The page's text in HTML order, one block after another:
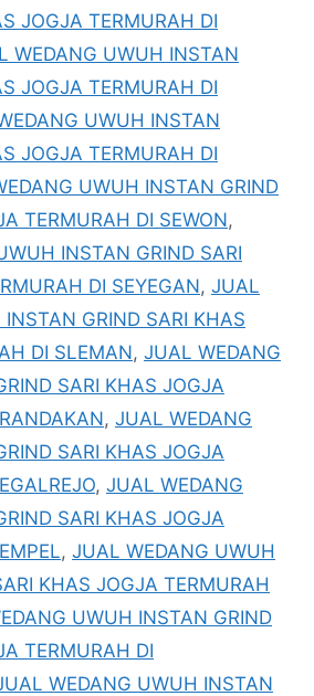
JOGJA TERMURAH DI
WEDANG UWUH INSTAN
JOGJA TERMURAH DI
UWUH INSTAN
JOGJA TERMURAH DI
UWUH INSTAN GRIND
TERMURAH DI SEWON,
INSTAN GRIND SARI
DI SEYEGAN, JUAL
GRIND SARI KHAS
DI SLEMAN, JUAL WEDANG
SARI KHAS JOGJA
, JUAL WEDANG
SARI KHAS JOGJA
, JUAL WEDANG
SARI KHAS JOGJA
, JUAL WEDANG UWUH
KHAS JOGJA TERMURAH
UWUH INSTAN GRIND
TERMURAH DI
WEDANG UWUH INSTAN